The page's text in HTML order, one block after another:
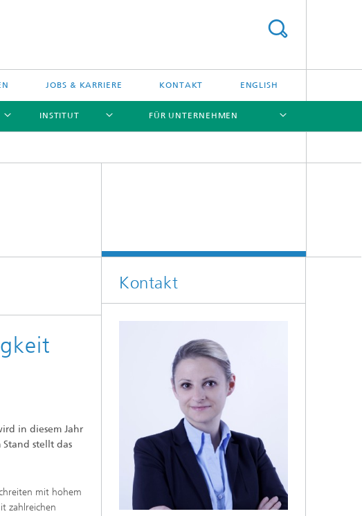
JOBS & KARRIERE KONTAKT ENGLISH
INSTITUT FÜR UNTERNEHMEN
in diesem Jahr
stellt das
mit hohem
zahlreichen
Kontakt